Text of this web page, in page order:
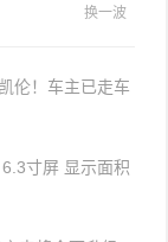
换一波
伦！车主已走车
寸屏 显示面积